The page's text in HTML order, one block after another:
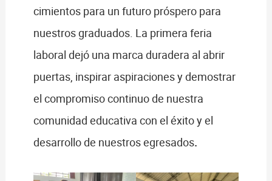
cimientos para un futuro próspero para
nuestros graduados. La primera feria
laboral dejó una marca duradera al abrir
puertas, inspirar aspiraciones y demostrar
el compromiso continuo de nuestra
comunidad educativa con el éxito y el
desarrollo de nuestros egresados.